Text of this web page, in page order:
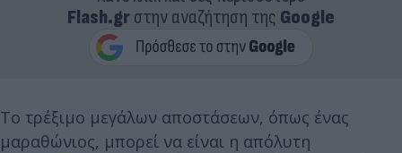
Flash.grστην αναζήτηση της Google
Το τρέξιμο μεγάλων αποστάσεων, όπως ένας
μαραθώνιος, μπορεί να είναι η απόλυτη